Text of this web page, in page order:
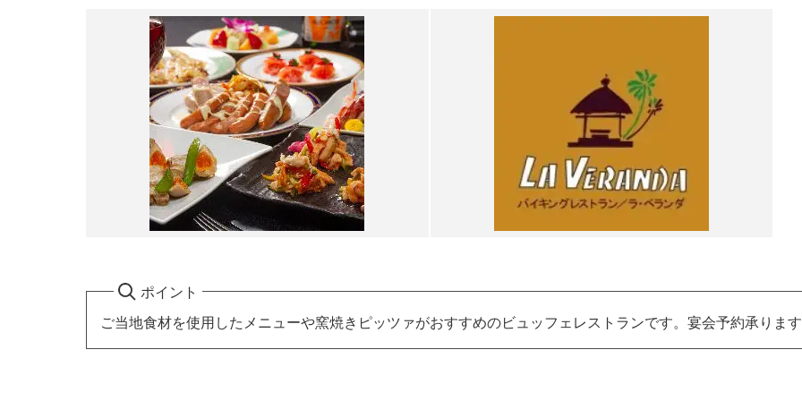
ポイント
ご当地食材を使用したメニューや窯焼きピッツァがおすすめのビュッフェレストランです。宴会予約承りま